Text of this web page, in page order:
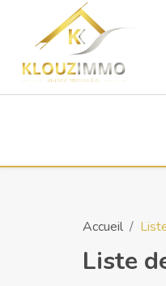
Accueil
Liste